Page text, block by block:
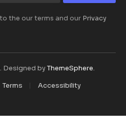
the our terms and our Privacy
Designed byThemeSphere.
Terms Accessibility